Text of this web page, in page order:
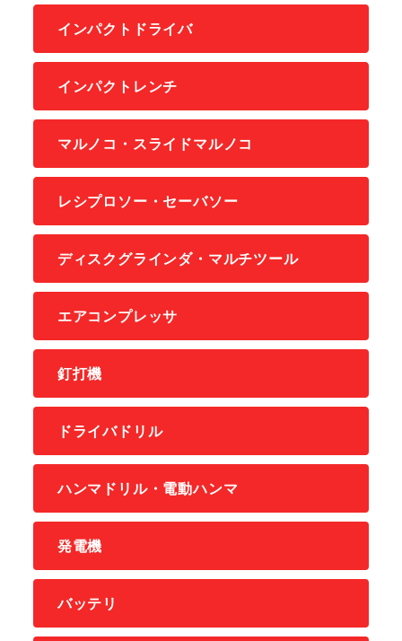
インパクトドライバ
インパクトレンチ
マルノコ・スライドマルノコ
レシプロソー・セーバソー
ディスクグラインダ・マルチツール
エアコンプレッサ
釘打機
ドライバドリル
ハンマドリル・電動ハンマ
発電機
バッテリ